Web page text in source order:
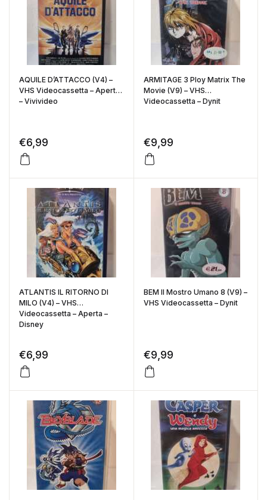
AQUILE D’ATTACCO (V4) –
VHS Videocassetta – Aperta
– Vivivideo
€6,99
ARMITAGE 3 Ploy Matrix The
Movie (V9) – VHS
Videocassetta – Dynit
€9,99
ATLANTIS IL RITORNO DI
MILO (V4) – VHS
Videocassetta – Aperta –
Disney
€6,99
BEM Il Mostro Umano 8 (V9) –
VHS Videocassetta – Dynit
€9,99